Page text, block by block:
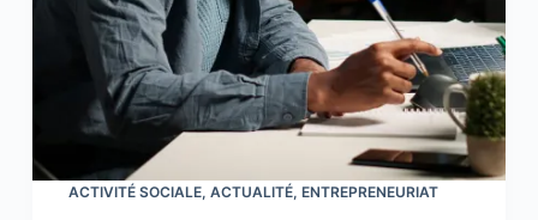
ACTIVITÉ SOCIALE, ACTUALITÉ, ENTREPRENEURIAT